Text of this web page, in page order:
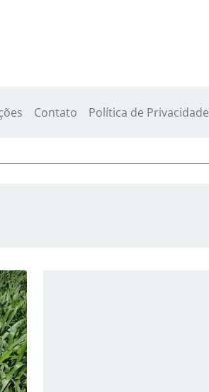
Contato Política de Privacidade